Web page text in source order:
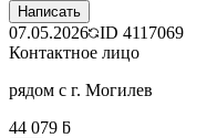
Написать
07.05.2026 ID 4117069
Контактное лицо
рядом с г. Могилев
44 079 ƃ